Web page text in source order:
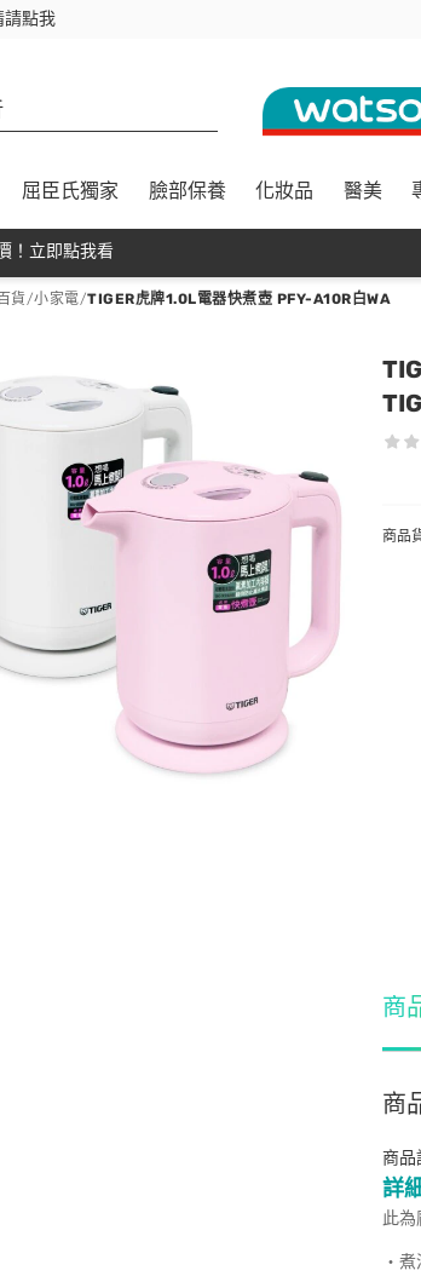
請點我
饋$350
屈臣氏獨家 臉部保養 化妝品 醫美
！立即點我看
貨/小家電/TIGER虎牌1.0L電器快煮壺 PFY-A10R白WA
商品
商
商
商品
詳
此
‧煮